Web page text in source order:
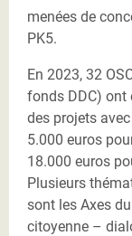
menées de
PK5.
En 2023, 32
fonds DDC) ont
des projets
5.000 euros
18.000 euros
Plusieurs
sont les Axes
citoyenne –